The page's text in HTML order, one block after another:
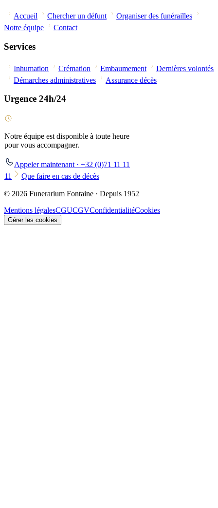
Accueil Chercher un défunt
Organiser des funérailles
Notre équipe
Contact
Services
Inhumation Crémation Embaumement
Dernières volontés
Démarches administratives
Assurance décès
Urgence 24h/24
Notre équipe est disponible à toute heure
pour vous accompagner.
Appeler maintenant · +32 (0)71 11 11
11
Que faire en cas de décès
© 2026 Funerarium Fontaine · Depuis 1952
Mentions légalesCGUCGVConfidentialitéCookies
Gérer les cookies